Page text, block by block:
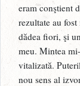
eram conştient
rezultate au
dădea fiori, şi
meu. Mintea
vitalizată.
nou sens al